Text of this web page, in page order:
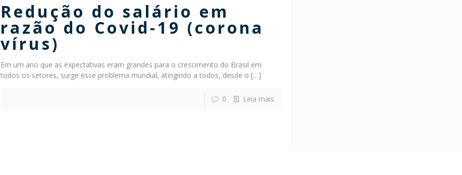
Redução do salário em
razão do Covid-19 (corona
vírus)
Em um ano que as expectativas eram grandes para o crescimento do Brasil em
todos os setores, surge esse problema mundial, atingindo a todos, desde o […]
0 Leia mais